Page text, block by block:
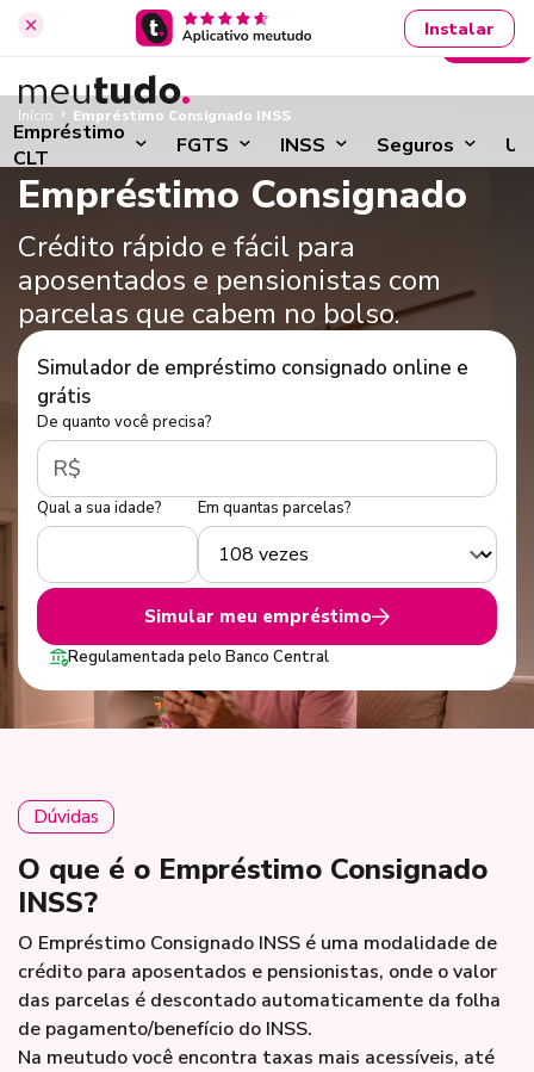
Instalar
Empréstimo
CLT
FGTS INSS Seguros
Entrar
Início › Empréstimo Consignado INSS
Empréstimo Consignado
Crédito rápido e fácil para
aposentados e pensionistas com
parcelas que cabem no bolso.
Simulador de empréstimo consignado online e
grátis
De quanto você precisa?
R$
Qual a sua idade? Em quantas parcelas?
Simular meu empréstimo
Regulamentada pelo Banco Central
Dúvidas
O que é o Empréstimo Consignado
INSS?
O Empréstimo Consignado INSS é uma modalidade de
crédito para aposentados e pensionistas, onde o valor
das parcelas é descontado automaticamente da folha
de pagamento/benefício do INSS.
Na meutudo você encontra taxas mais acessíveis, até